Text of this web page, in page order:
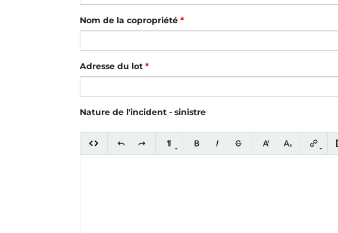
Nom de la copropriété*
Adresse du lot*
Nature de l'incident - sinistre